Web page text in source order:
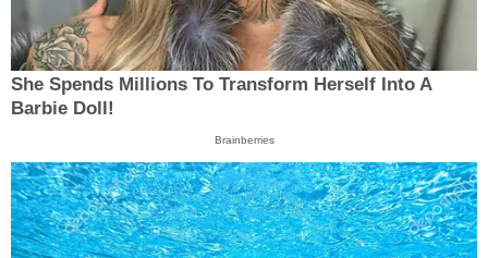
She Spends Millions To Transform Herself Into A
Barbie Doll!
Brainberries